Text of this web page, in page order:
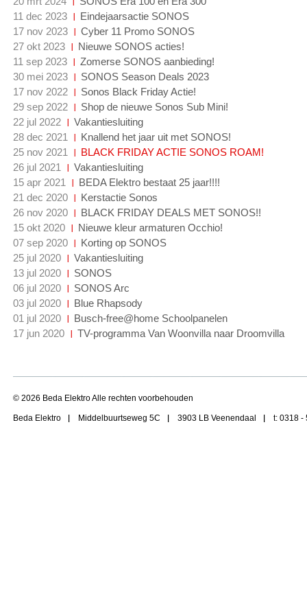
11 dec 2023
Eindejaarsactie SONOS
17 nov 2023
Cyber 11 Promo SONOS
27 okt 2023
Nieuwe SONOS acties!
11 sep 2023
Zomerse SONOS aanbieding!
30 mei 2023
SONOS Season Deals 2023
17 nov 2022
Sonos Black Friday Actie!
29 sep 2022
Shop de nieuwe Sonos Sub Mini!
22 jul 2022
Vakantiesluiting
28 dec 2021
Knallend het jaar uit met SONOS!
25 nov 2021
BLACK FRIDAY ACTIE SONOS ROAM!
26 jul 2021
Vakantiesluiting
15 apr 2021
BEDA Elektro bestaat 25 jaar!!!!
21 dec 2020
Kerstactie Sonos
26 nov 2020
BLACK FRIDAY DEALS MET SONOS!!
15 okt 2020
Nieuwe kleur armaturen Occhio!
07 sep 2020
Korting op SONOS
25 jul 2020
Vakantiesluiting
13 jul 2020
SONOS
06 jul 2020
SONOS Arc
03 jul 2020
Blue Rhapsody
01 jul 2020
Busch-free@home Schoolpanelen
17 jun 2020
TV-programma Van Woonvilla naar Droomvilla
© 2026 Beda Elektro Alle rechten voorbehouden
Beda Elektro Middelbuurtseweg 5C 3903 LB Veenendaal t: 0318 -